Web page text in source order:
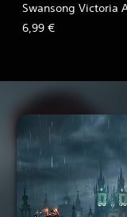
Swansong Victoria
6,99 €